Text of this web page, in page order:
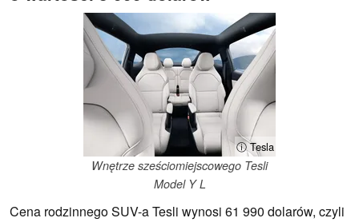
ⓘ Tesla
Wnętrze sześciomiejscowego Tesli
Model Y L
Cena rodzinnego SUV-a Tesli wynosi 61 990 dolarów, czyli